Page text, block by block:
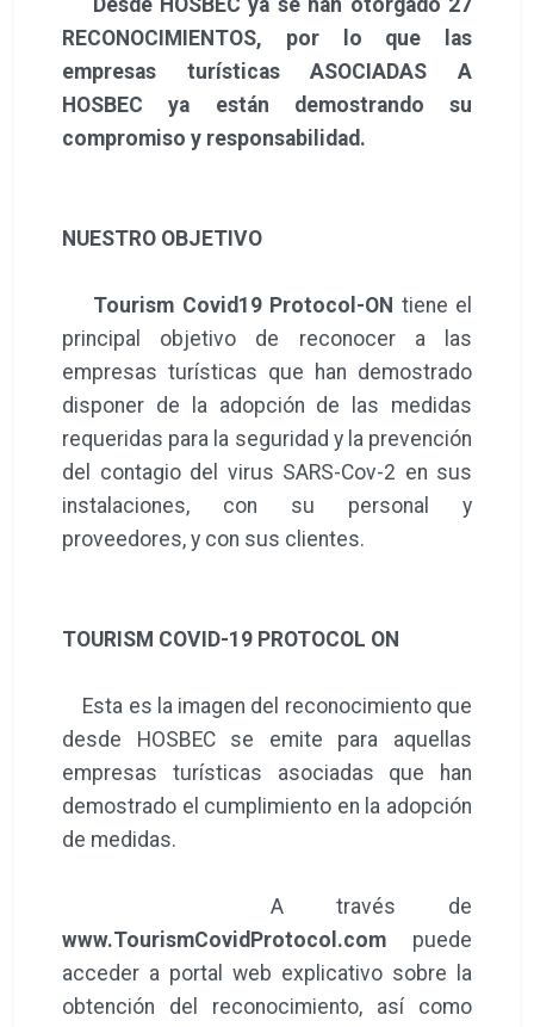
Desde HOSBEC ya se han otorgado 27
RECONOCIMIENTOS, por lo que las
empresas turísticas ASOCIADAS A
HOSBEC ya están demostrando su
compromiso y responsabilidad.
NUESTRO OBJETIVO
Tourism Covid19 Protocol-ON tiene el
principal objetivo de reconocer a las
empresas turísticas que han demostrado
disponer de la adopción de las medidas
requeridas para la seguridad y la prevención
del contagio del virus SARS-Cov-2 en sus
instalaciones, con su personal y
proveedores, y con sus clientes.
TOURISM COVID-19 PROTOCOL ON
Esta es la imagen del reconocimiento que
desde HOSBEC se emite para aquellas
empresas turísticas asociadas que han
demostrado el cumplimiento en la adopción
de medidas.
A través de
www.TourismCovidProtocol.com puede
acceder a portal web explicativo sobre la
obtención del reconocimiento, así como